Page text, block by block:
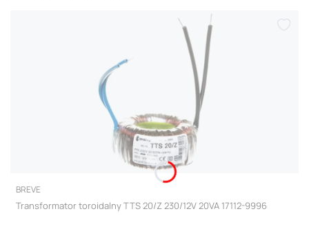
PRODUCENT
BREVE
Transformator toroidalny TTS 20/Z 230/12V 20VA 17112-9996